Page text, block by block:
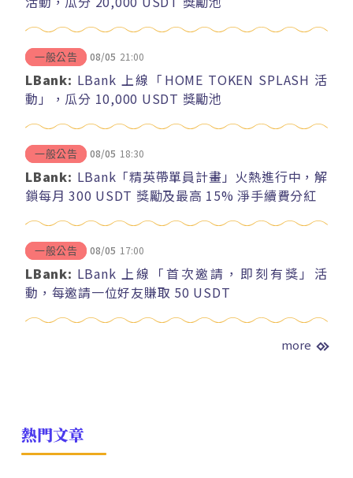
一般公告 08/05 21:00
LBank: LBank 上線「HOME TOKEN SPLASH 活
動」，瓜分 10,000 USDT 獎勵池
一般公告 08/05 18:30
LBank: LBank「精英帶單員計畫」火熱進行中，解
鎖每月 300 USDT 獎勵及最高 15% 淨手續費分紅
一般公告 08/05 17:00
LBank: LBank 上線「首次邀請，即刻有獎」活
動，每邀請一位好友賺取 50 USDT
more
熱門文章